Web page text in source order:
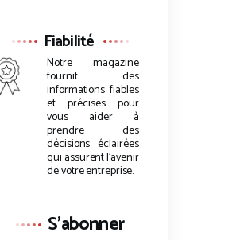
Fiabilité
Notre magazine
fournit des
informations fiables
et précises pour
vous aider à
prendre des
décisions éclairées
qui assurent l’avenir
de votre entreprise.
S'abonner